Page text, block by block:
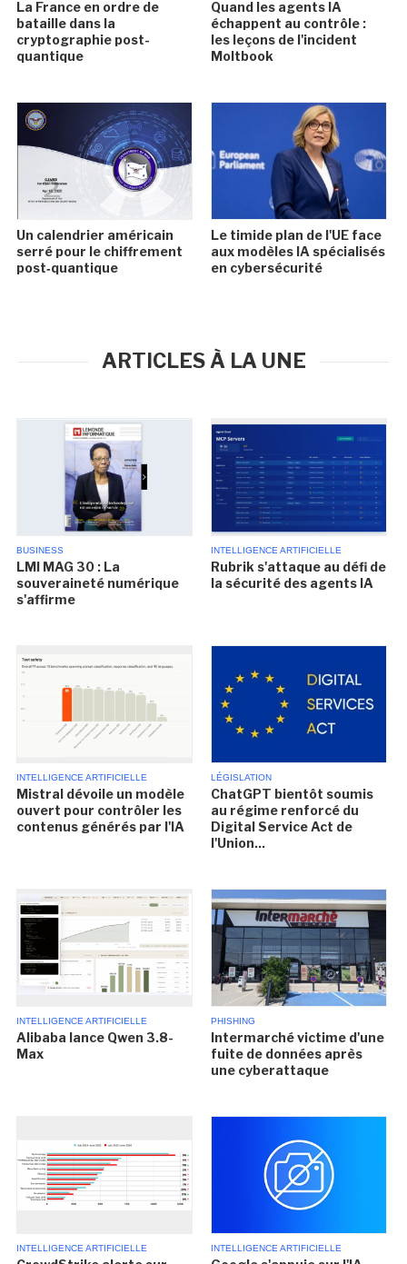
La France en ordre de
bataille dans la
cryptographie post-
quantique
Quand les agents IA
échappent au contrôle :
les leçons de l'incident
Moltbook
Un calendrier américain
serré pour le chiffrement
post‑quantique
Le timide plan de l'UE face
aux modèles IA spécialisés
en cybersécurité
ARTICLES À LA UNE
BUSINESS
LMI MAG 30 : La
souveraineté numérique
s'affirme
INTELLIGENCE ARTIFICIELLE
Rubrik s'attaque au défi de
la sécurité des agents IA
INTELLIGENCE ARTIFICIELLE
Mistral dévoile un modèle
ouvert pour contrôler les
contenus générés par l'IA
LÉGISLATION
ChatGPT bientôt soumis
au régime renforcé du
Digital Service Act de
l'Union...
INTELLIGENCE ARTIFICIELLE
Alibaba lance Qwen 3.8-
Max
PHISHING
Intermarché victime d'une
fuite de données après
une cyberattaque
INTELLIGENCE ARTIFICIELLE INTELLIGENCE ARTIFICIELLE